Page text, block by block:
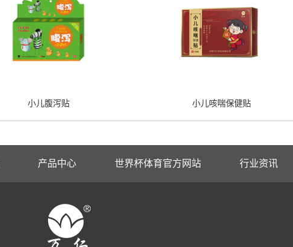
小儿腹泻贴 小儿咳喘保健贴
产品中心 世界杯体育官方网站 行业资讯